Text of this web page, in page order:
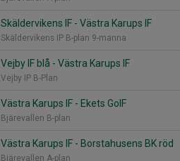
Skäldervikens IF - Västra Karups IF
Skäldervikens IP B-plan 9-manna
Vejby IF blå - Västra Karups IF
Vejby IP B-Plan
Västra Karups IF - Ekets GoIF
Bjärevallen B-plan
Västra Karups IF - Borstahusens BK röd
Bjärevallen A-plan